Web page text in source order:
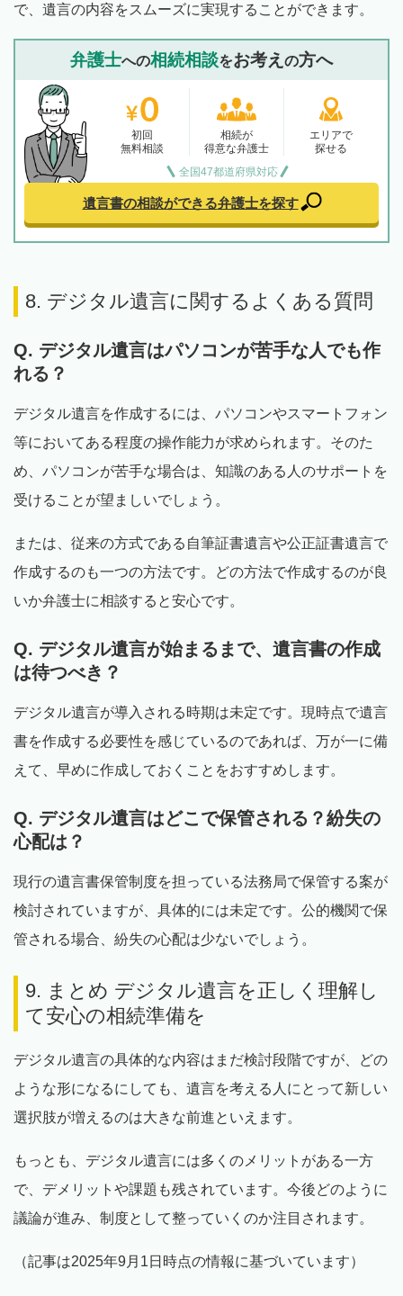
で、遺言の内容をスムーズに実現することができます。
弁護士への相続相談をお考え の方へ
初回
無料相談
相続が
得意な弁護士
エリアで
探せる
全国47都道府県対応
遺言書の相談ができる弁護士を探す
8. デジタル遺言に関するよくある質問
Q. デジタル遺言はパソコンが苦手な人でも作
れる？
デジタル遺言を作成するには、パソコンやスマートフォン
等においてある程度の操作能力が求められます。そのた
め、パソコンが苦手な場合は、知識のある人のサポートを
受けることが望ましいでしょう。
または、従来の方式である自筆証書遺言や公正証書遺言で
作成するのも一つの方法です。どの方法で作成するのが良
いか弁護士に相談すると安心です。
Q. デジタル遺言が始まるまで、遺言書の作成
は待つべき？
デジタル遺言が導入される時期は未定です。現時点で遺言
書を作成する必要性を感じているのであれば、万が一に備
えて、早めに作成しておくことをおすすめします。
Q. デジタル遺言はどこで保管される？紛失の
心配は？
現行の遺言書保管制度を担っている法務局で保管する案が
検討されていますが、具体的には未定です。公的機関で保
管される場合、紛失の心配は少ないでしょう。
9. まとめ デジタル遺言を正しく理解し
て安心の相続準備を
デジタル遺言の具体的な内容はまだ検討段階ですが、どの
ような形になるにしても、遺言を考える人にとって新しい
選択肢が増えるのは大きな前進といえます。
もっとも、デジタル遺言には多くのメリットがある一方
で、デメリットや課題も残されています。今後どのように
議論が進み、制度として整っていくのか注目されます。
（記事は2025年9月1日時点の情報に基づいています）